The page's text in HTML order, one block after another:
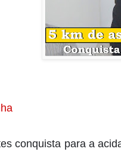
conquista para a